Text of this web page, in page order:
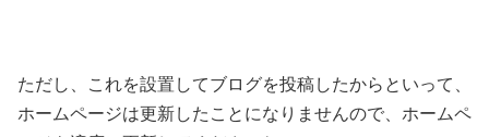
ただし、これを設置してブログを投稿したからといって、
ホームページは更新したことになりませんので、ホームペ